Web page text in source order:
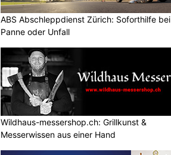
ABS Abschleppdienst Zürich: Soforthilfe bei
Panne oder Unfall
Wildhaus-messershop.ch: Grillkunst &
Messerwissen aus einer Hand